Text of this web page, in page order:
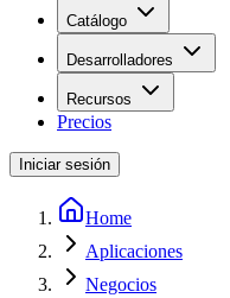
Catálogo
Desarrolladores
Recursos
Precios
Iniciar sesión
Home
Aplicaciones
Negocios